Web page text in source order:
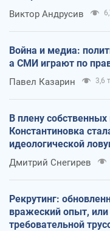
Виктор Андрусив
Война и медиа:
а СМИ играют по
Павел Казарин 3,6 т.
В плену
Константиновка
идеологической
оккупантов
Дмитрий Снегирев
Рекрутинг:
вражеский опыт,
требовательной